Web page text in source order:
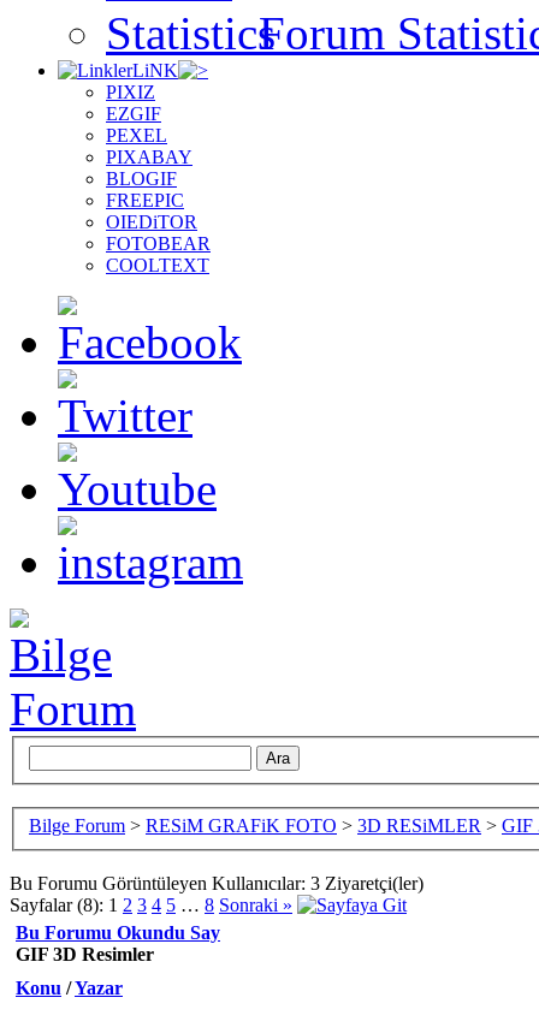
Forum
LiNK
PIXIZ
EZGIF
PEXEL
PIXABAY
BLOGIF
FREEPIC
OIEDiTOR
FOTOBEAR
COOLTEXT
Bilge Forum > RESiM GRAFiK FOTO > 3D RESiMLER > GIF
Bu Forumu Görüntüleyen Kullanıcılar: 3 Ziyaretçi(ler)
Sayfalar (8): 1 2 3 4 5 … 8 Sonraki »
Bu Forumu Okundu Say
GIF 3D Resimler
Konu /Yazar